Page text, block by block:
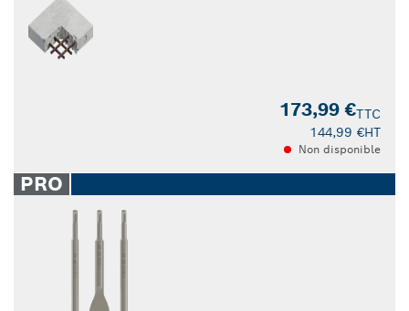
173,99 €TTC
144,99 €HT
Non disponible
PRO